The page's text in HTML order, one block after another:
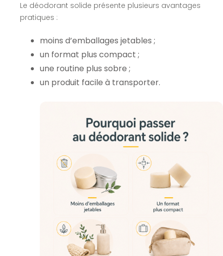
Le déodorant solide présente plusieurs avantages
pratiques :
moins d’emballages jetables ;
un format plus compact ;
une routine plus sobre ;
un produit facile à transporter.